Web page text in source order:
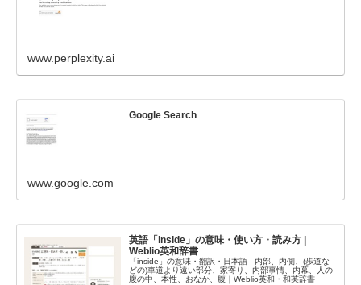
www.perplexity.ai
Google Search
www.google.com
英語「inside」の意味・使い方・読み方 |
Weblio英和辞書
「inside」の意味・翻訳・日本語 - 内部、内側、(歩道な
どの)車道より遠い部分、家寄り、内部事情、内幕、人の
腹の中、本性、おなか、腹｜Weblio英和・和英辞書